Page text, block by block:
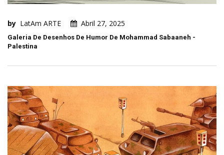
by LatAm ARTE Abril 27, 2025
Galeria De Desenhos De Humor De Mohammad Sabaaneh -
Palestina